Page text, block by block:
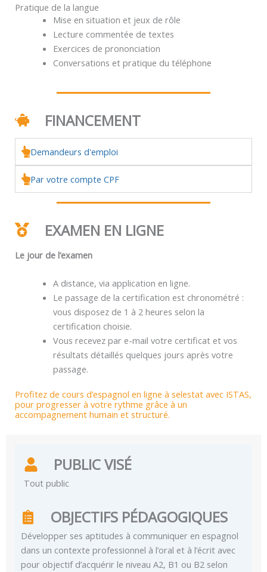
Pratique de la langue
Mise en situation et jeux de rôle
Lecture commentée de textes
Exercices de prononciation
Conversations et pratique du téléphone
FINANCEMENT
Demandeurs d'emploi
Par votre compte CPF
EXAMEN EN LIGNE
Le jour de l’examen
A distance, via application en ligne.
Le passage de la certification est chronométré :
vous disposez de 1 à 2 heures selon la
certification choisie.
Vous recevez par e-mail votre certificat et vos
résultats détaillés quelques jours après votre
passage.
Profitez de cours d’espagnol en ligne à selestat avec ISTAS,
pour progresser à votre rythme grâce à un
accompagnement humain et structuré.
PUBLIC VISÉ
Tout public
OBJECTIFS PÉDAGOGIQUES
Développer ses aptitudes à communiquer en espagnol
dans un contexte professionnel à l’oral et à l’écrit avec
pour objectif d’acquérir le niveau A2, B1 ou B2 selon